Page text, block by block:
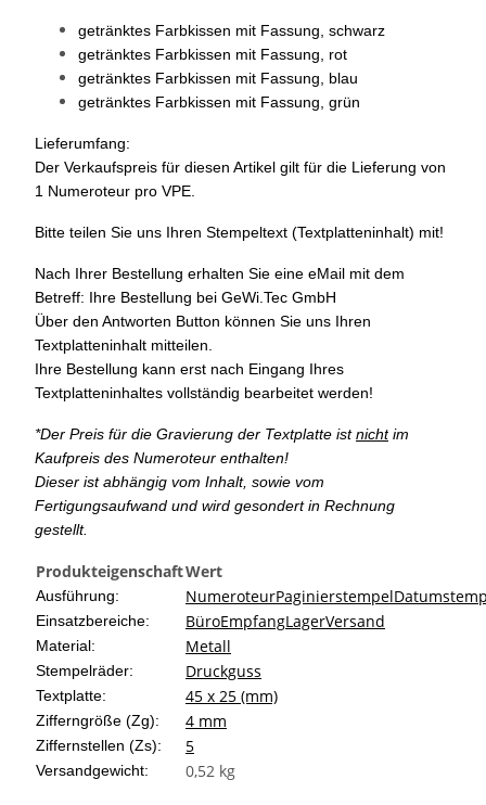
getränktes Farbkissen mit Fassung, schwarz
getränktes Farbkissen mit Fassung, rot
getränktes Farbkissen mit Fassung, blau
getränktes Farbkissen mit Fassung, grün
Lieferumfang:
Der Verkaufspreis für diesen Artikel gilt für die Lieferung von
1 Numeroteur pro VPE.
Bitte teilen Sie uns Ihren Stempeltext (Textplatteninhalt) mit!
Nach Ihrer Bestellung erhalten Sie eine eMail mit dem
Betreff: Ihre Bestellung bei GeWi.Tec GmbH
Über den Antworten Button können Sie uns Ihren
Textplatteninhalt mitteilen.
Ihre Bestellung kann erst nach Eingang Ihres
Textplatteninhaltes vollständig bearbeitet werden!
*Der Preis für die Gravierung der Textplatte istnicht im
Kaufpreis des Numeroteur enthalten!
Dieser ist abhängig vom Inhalt, sowie vom
Fertigungsaufwand und wird gesondert in Rechnung
gestellt.
ProdukteigenschaftWert
Ausführung: NumeroteurPaginierstempel
Einsatzbereiche: BüroEmpfangLagerVersand
Material: Metall
Stempelräder: Druckguss
Textplatte: 45 x 25 (mm)
Zifferngröße (Zg): 4 mm
Ziffernstellen (Zs): 5
Versandgewicht: 0,52 kg